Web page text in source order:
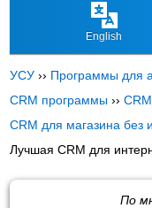
English
УСУ ›› Программы для
CRM программы ››
CRM для магазина без
Лучшая CRM для
По